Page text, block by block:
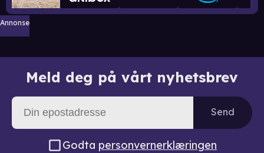
Annonse
Meld deg på vårt nyhetsbrev
Send
Godta personvernerklæringen